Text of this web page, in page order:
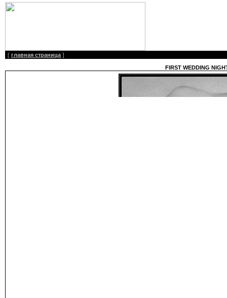
[ главная страница ]
FIRST WEDDING